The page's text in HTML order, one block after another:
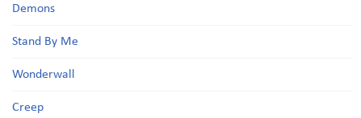
Demons
Stand By Me
Wonderwall
Creep